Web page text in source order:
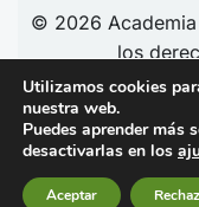
© 2026 Academia
los
Síguenos en
Utilizamos cookies
nuestra web.
Puedes aprender más
desactivarlas en los
Aceptar